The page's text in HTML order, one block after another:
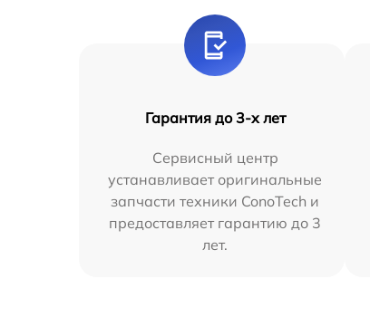
Гарантия до 3-х лет
Сервисный центр
устанавливает оригинальные
запчасти техники ConoTech и
предоставляет гарантию до 3
лет.